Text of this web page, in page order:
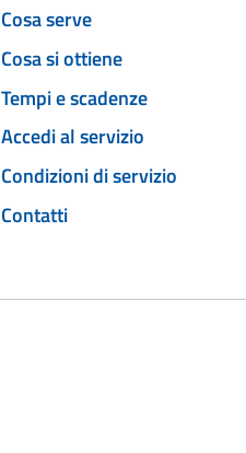
Cosa serve
Cosa si ottiene
Tempi e scadenze
Accedi al servizio
Condizioni di servizio
Contatti